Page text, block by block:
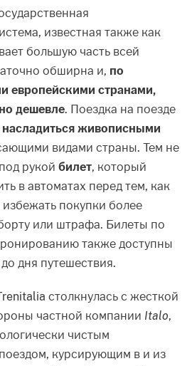
известная также как
большую часть всей
обширна и, по
европейскими странами,
дешевле. Поездка на поезде
насладиться живописными
видами страны. Тем не
рукой билет, который
в автоматах перед тем, как
покупки более
или штрафа. Билеты по
также доступны
дня путешествия.
столкнулась с жесткой
частной компании Italo,
чистым
курсирующим в и из